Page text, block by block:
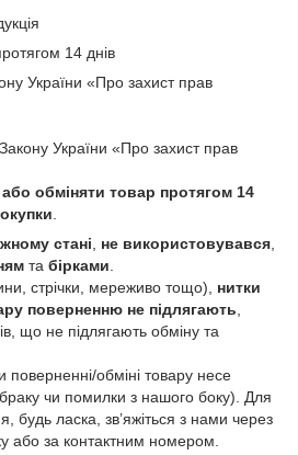
14 днів
України «Про захист прав
України «Про захист прав
обміняти товар протягом 14
стані не використовувався
та бірками
стрічки, мереживо тощо), нитки
поверненню не підлягають
що не підлягають обміну та
поверненні/обміні товару несе
браку чи помилки з нашого боку). Для
ласка, зв’яжіться з нами через
або за контактним номером.